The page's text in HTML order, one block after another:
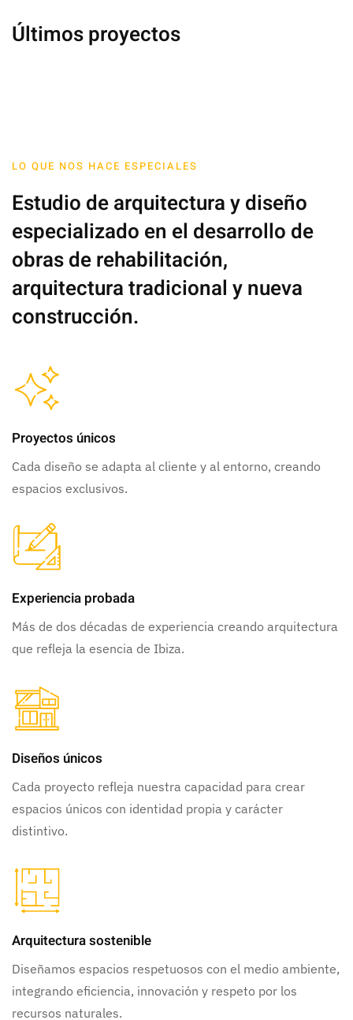
Últimos proyectos
LO QUE NOS HACE ESPECIALES
Estudio de arquitectura y diseño
especializado en el desarrollo de
obras de rehabilitación,
arquitectura tradicional y nueva
construcción.
Proyectos únicos
Cada diseño se adapta al cliente y al entorno, creando
espacios exclusivos.
Experiencia probada
Más de dos décadas de experiencia creando arquitectura
que refleja la esencia de Ibiza.
Diseños únicos
Cada proyecto refleja nuestra capacidad para crear
espacios únicos con identidad propia y carácter
distintivo.
Arquitectura sostenible
Diseñamos espacios respetuosos con el medio ambiente,
integrando eficiencia, innovación y respeto por los
recursos naturales.